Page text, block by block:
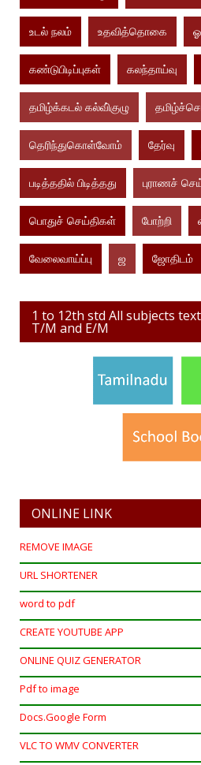
உடல் நலம் உதவித்தொகை
கண்டுபிடிப்புகள் கலந்தாய்வு
தமிழ்க்கடல் கல்வி்குழு
தெரிந்துகொள்வோம் தேர்வு
படித்ததில் பிடித்தது புராணச்
பொதுச் செய்திகள் போற்றி
வேலைவாய்ப்பு ஜ ஜோதிடம்
1 to 12th std All subjects
T/M and E/M
ONLINE LINK
REMOVE IMAGE
URL SHORTENER
word to pdf
CREATE YOUTUBE APP
ONLINE QUIZ GENERATOR
Pdf to image
Docs.Google Form
VLC TO WMV CONVERTER